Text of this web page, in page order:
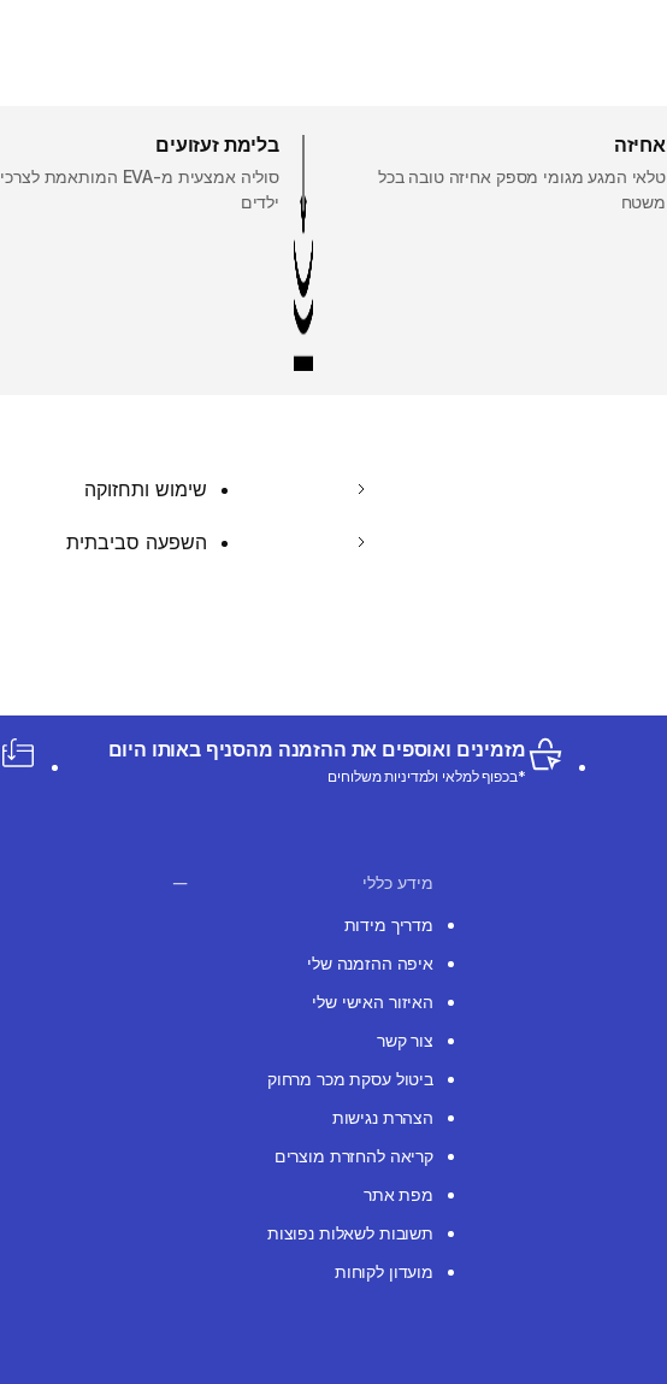
אחיזה
טלאי המגע מגומי מספק אחיזה טובה בכל
משטח
בלימת זעזועים
סוליה אמצעית מ-EVA המותאמת לצרכי
ילדים
שימוש ותחזוקה
השפעה סביבתית
מזמינים ואוספים את ההזמנה מהסניף באותו היום
*בכפוף למלאי ולמדיניות משלוחים
מידע כללי
מדריך מידות
איפה ההזמנה שלי
האיזור האישי שלי
צור קשר
ביטול עסקת מכר מרחוק
הצהרת נגישות
קריאה להחזרת מוצרים
מפת אתר
תשובות לשאלות נפוצות
מועדון לקוחות